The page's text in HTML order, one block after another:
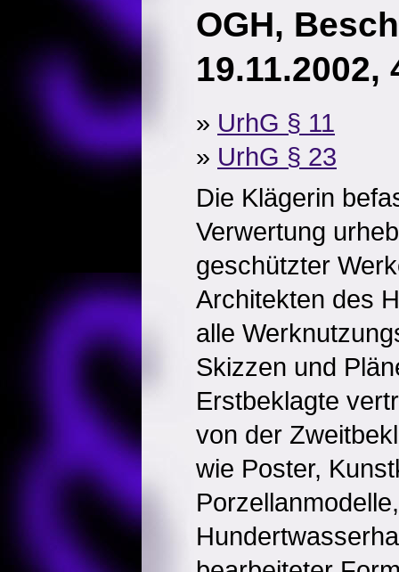
OGH,
19.11.2002,
» UrhG § 11
» UrhG § 23
Die Klägerin
Verwertung
geschützter
Architekten des
alle
Skizzen und
Erstbeklagte
von der
wie Poster,